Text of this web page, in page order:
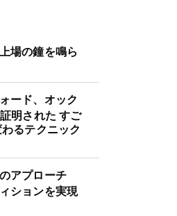
場の鐘を鳴ら
ード、オック
明された すご
るテクニック
アプローチ
ションを実現